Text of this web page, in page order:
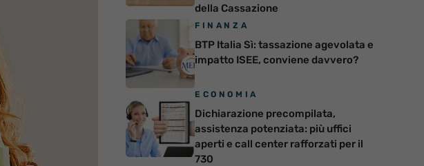
della Cassazione
FINANZA
BTP Italia Sì: tassazione agevolata e
impatto ISEE, conviene davvero?
ECONOMIA
Dichiarazione precompilata,
assistenza potenziata: più uffici
aperti e call center rafforzati per il
730